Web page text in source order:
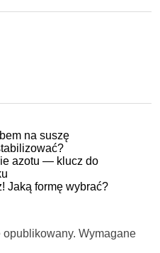
na suszę
azotu — klucz do
Jaką formę wybrać?
Wymagane